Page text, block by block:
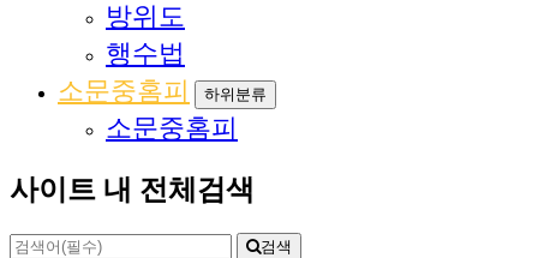
방위도
행수법
소문중홈피
하위분류
소문중홈피
사이트 내 전체검색
검색